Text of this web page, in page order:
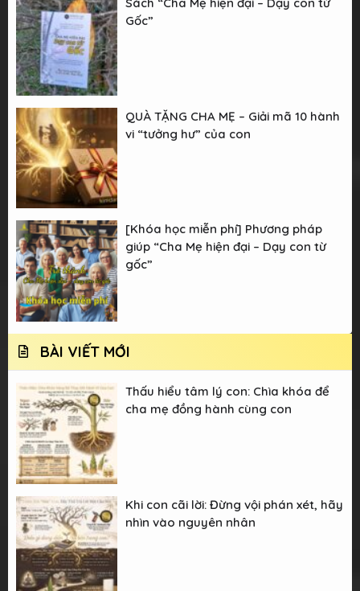
Gốc”
QUÀ TẶNG CHA MẸ – Giải mã 10 hành
vi “tưởng hư” của con
[Khóa học miễn phí] Phương pháp
giúp “Cha Mẹ hiện đại – Dạy con từ
gốc”
BÀI VIẾT MỚI
Thấu hiểu tâm lý con: Chìa khóa để
cha mẹ đồng hành cùng con
Khi con cãi lời: Đừng vội phán xét, hãy
nhìn vào nguyên nhân